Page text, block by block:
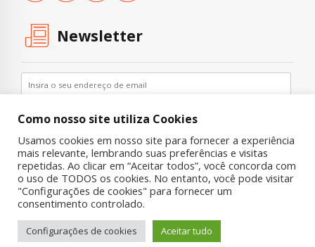
Newsletter
Copyright © 2019 UNIAD – Unidade de Pesquisa em Álcool e Drogas
Quem Somos Nossa História
Onde Procurar Ajuda?
Contato
Como nosso site utiliza Cookies
Usamos cookies em nosso site para fornecer a experiência
mais relevante, lembrando suas preferências e visitas
repetidas. Ao clicar em “Aceitar todos”, você concorda com
o uso de TODOS os cookies. No entanto, você pode visitar
"Configurações de cookies" para fornecer um
consentimento controlado.
Configurações de cookies Aceitar tudo